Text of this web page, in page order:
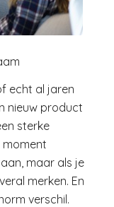
echt al jaren
nieuw product
sterke
maar als je
merken. En
verschil.